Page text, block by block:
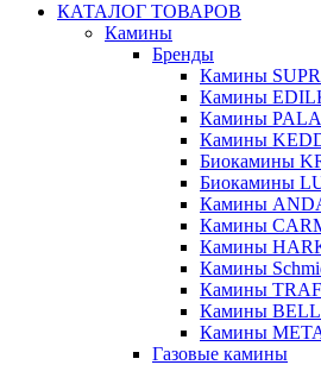
КАТАЛОГ ТОВАРОВ
Камины
Бренды
Камины
Камины
Камины
Камины
Биокамины
Биокамины
Камины
Камины
Камины
Камины
Камины
Камины
Камины МЕТА
Газовые камины